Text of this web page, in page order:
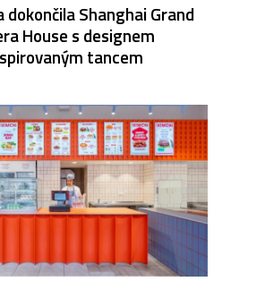
Shanghai Grand
House s designem
tancem